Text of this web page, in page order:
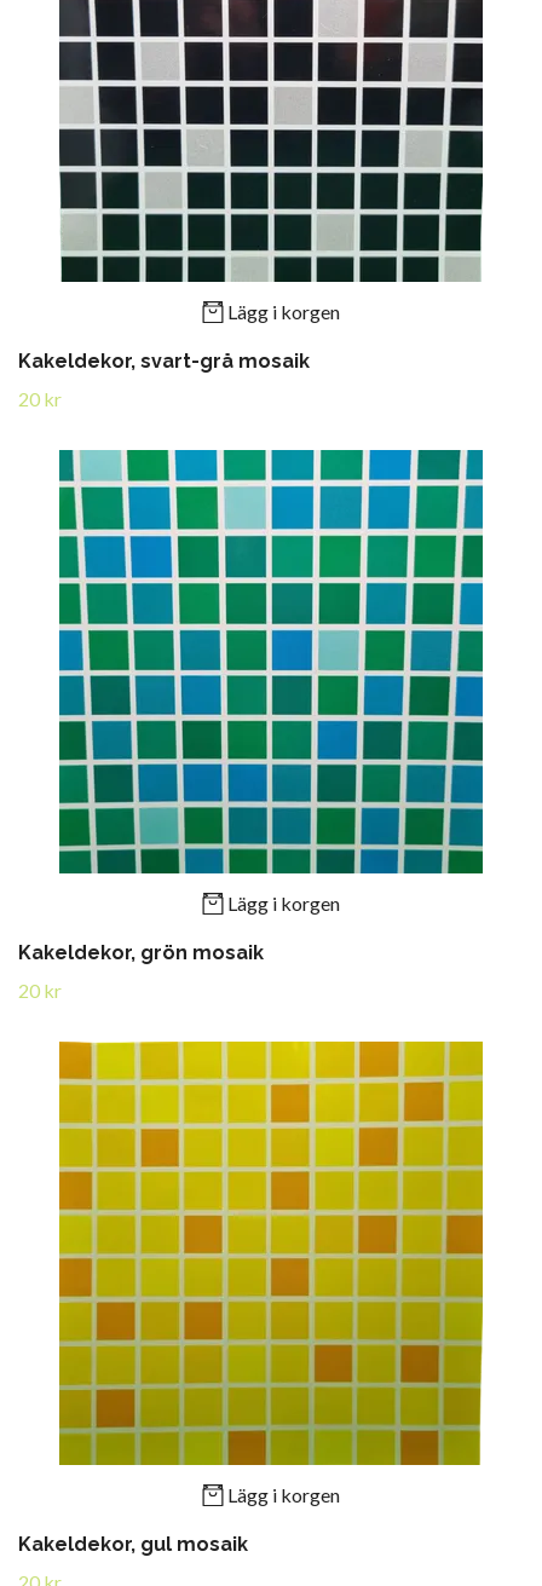
Lägg i korgen
Kakeldekor, svart-grå mosaik
20 kr
Lägg i korgen
Kakeldekor, grön mosaik
20 kr
Lägg i korgen
Kakeldekor, gul mosaik